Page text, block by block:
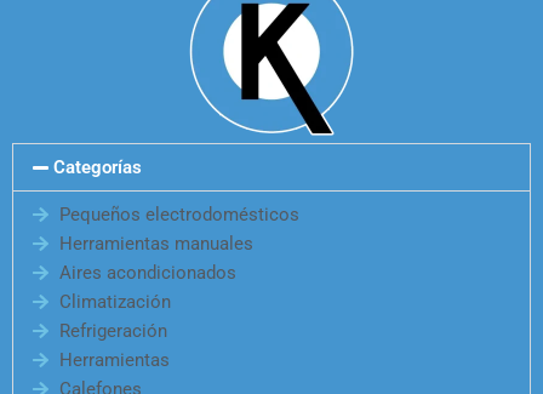
Categorías
Pequeños electrodomésticos
Herramientas manuales
Aires acondicionados
Climatización
Refrigeración
Herramientas
Calefones